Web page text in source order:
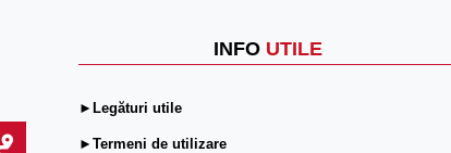
INFO UTILE
►Legături utile
►Termeni de utilizare